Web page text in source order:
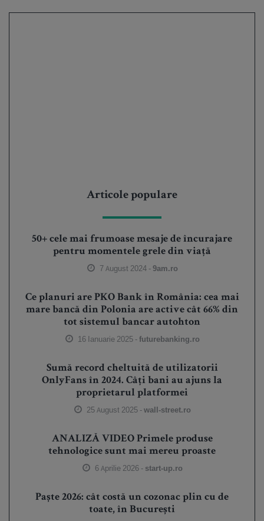
Articole populare
50+ cele mai frumoase mesaje de încurajare
pentru momentele grele din viață
7 August 2024 -9am.ro
Ce planuri are PKO Bank în România: cea mai
mare bancă din Polonia are active cât 66% din
tot sistemul bancar autohton
16 Ianuarie 2025 -futurebanking.ro
Sumă record cheltuită de utilizatorii
OnlyFans în 2024. Câți bani au ajuns la
proprietarul platformei
25 August 2025 -wall-street.ro
ANALIZĂ VIDEO Primele produse
tehnologice sunt mai mereu proaste
6 Aprilie 2026 - start-up.ro
Paște 2026: cât costă un cozonac plin cu de
toate, în București